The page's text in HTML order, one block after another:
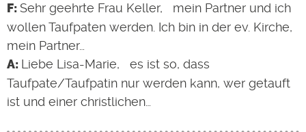
Sehr geehrte Frau Keller, mein Partner und ich
wollen Taufpaten werden. Ich bin in der ev. Kirche,
mein Partner…
Liebe Lisa-Marie, es ist so, dass
Taufpate/Taufpatin nur werden kann, wer getauft
ist und einer christlichen…